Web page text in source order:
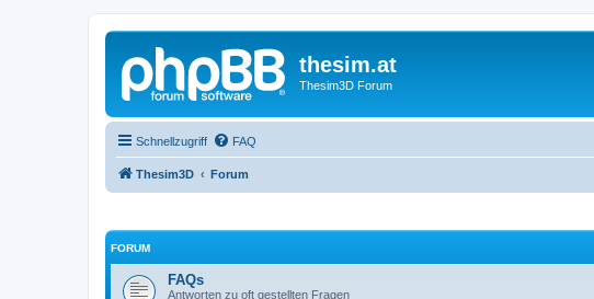
thesim.at
Thesim3D Forum
Schnellzugriff FAQ
Thesim3D Forum
FORUM
FAQs
Antworten zu oft gestellten Fragen